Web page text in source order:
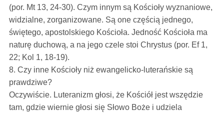
(por. Mt 13, 24-30). Czym innym są Kościoły wyznaniowe,
widzialne, zorganizowane. Są one częścią jednego,
świętego, apostolskiego Kościoła. Jedność Kościoła ma
naturę duchową, a na jego czele stoi Chrystus (por. Ef 1,
22; Kol 1, 18-19).
8. Czy inne Kościoły niż ewangelicko-luterańskie są
prawdziwe?
Oczywiście. Luteranizm głosi, że Kościół jest wszędzie
tam, gdzie wiernie głosi się Słowo Boże i udziela